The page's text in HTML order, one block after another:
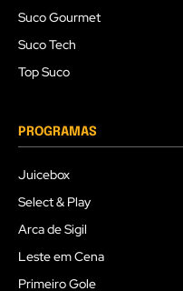
Suco Gourmet
Suco Tech
Top Suco
PROGRAMAS
Juicebox
Select & Play
Arca de Sigil
Leste em Cena
Primeiro Gole